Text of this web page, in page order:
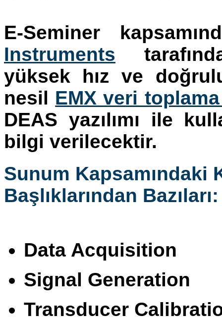
E-Seminer
Instruments
yüksek hız ve
nesil EMX veri
DEAS yazılımı ile
bilgi verilecektir.
Sunum Kapsamındaki
Başlıklarından Bazıları:
Data Acquisition
Signal Generation
Transducer